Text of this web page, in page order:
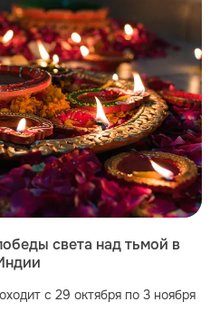
света над тьмой в
с 29 октября по 3 ноября